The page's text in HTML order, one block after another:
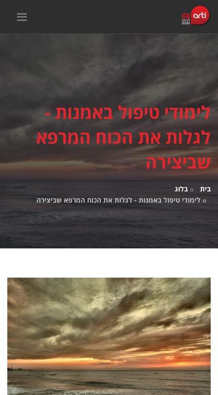
לימודי טיפול באמנות -
לגלות את הכוח המרפא
שביצירה
בית
בלוג
לימודי טיפול באמנות - לגלות את הכוח המרפא שביצירה